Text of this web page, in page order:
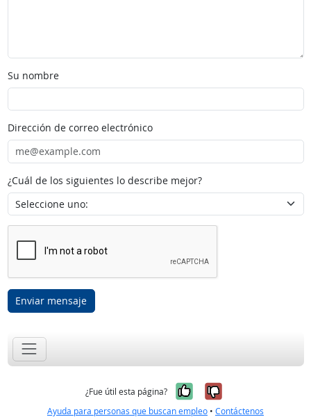
Su nombre
Dirección de correo electrónico
¿Cuál de los siguientes lo describe mejor?
Enviar mensaje
¿Fue útil esta página? Sí, fue útil
No, no fue
Ayuda para personas que buscan empleo • Contáctenos